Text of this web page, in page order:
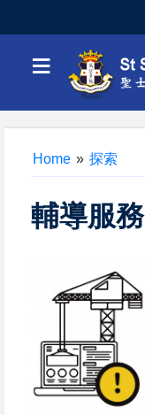
≡
Home » 探索
輔導服務